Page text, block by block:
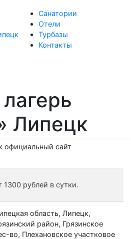
Санатории
Отели
Турбазы
Контакты
Липецк
1300 рублей в сутки.
область, Липецк,
район, Грязинское
во, Плехановское участковое